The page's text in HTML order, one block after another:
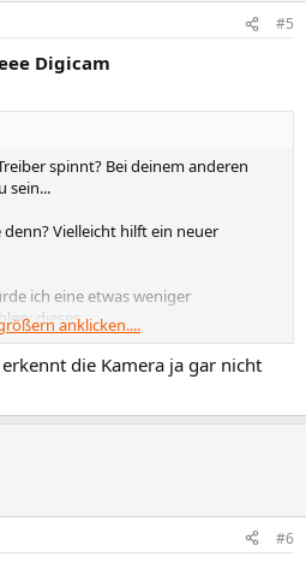
#5
Digicam
spinnt? Bei deinem anderen
sein...
Vielleicht hilft ein neuer
ich eine etwas weniger
dieses
ist hier auf dem Board nicht
anklicken....
die Kamera ja gar nicht
#6